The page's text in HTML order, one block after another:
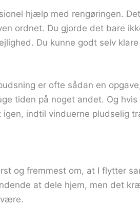
hjælp med rengøringen.
ordnet. Du gjorde det bare
Du kunne godt selv
er ofte sådan en
tiden på noget andet. Og hvis
indtil vinduerne pludselig
og fremmest om, at I flytter
at dele hjem, men det